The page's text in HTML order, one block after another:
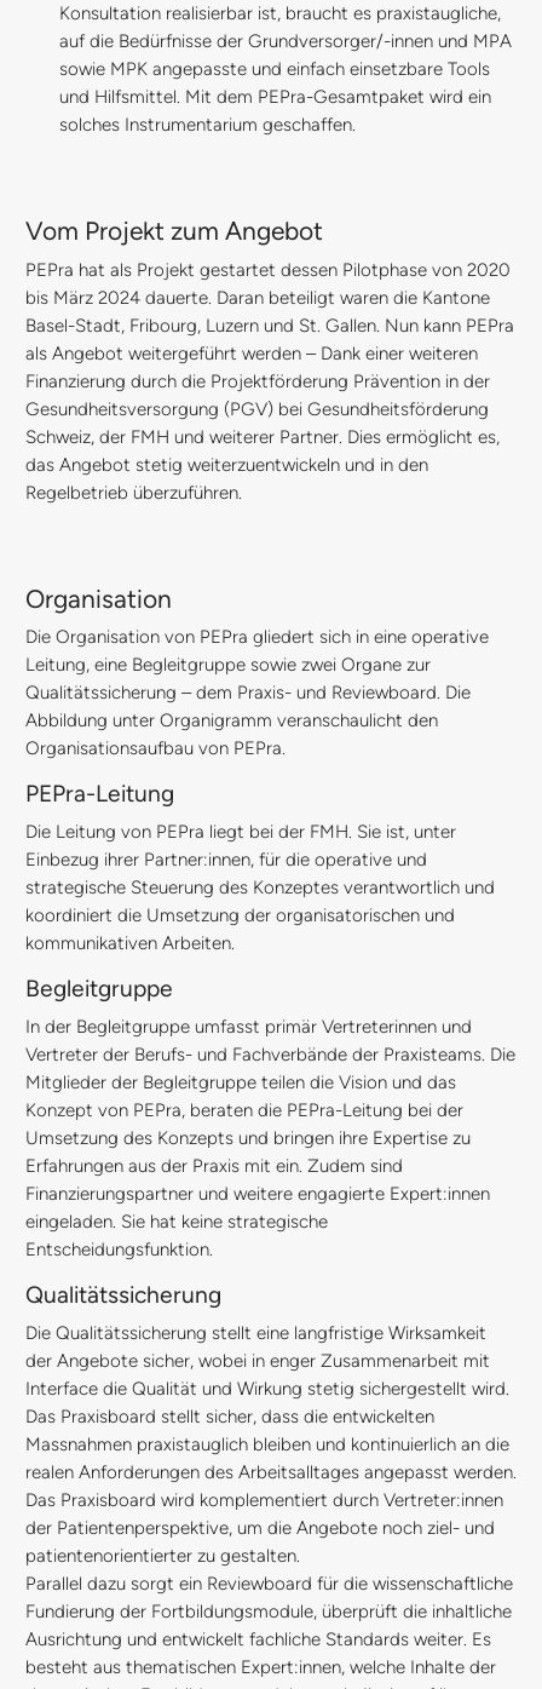
Konsultation realisierbar ist, braucht es praxistaugliche,
auf die Bedürfnisse der Grundversorger/-innen und MPA
sowie MPK angepasste und einfach einsetzbare Tools
und Hilfsmittel. Mit dem PEPra-Gesamtpaket wird ein
solches Instrumentarium geschaffen.
Vom Projekt zum Angebot
PEPra hat als Projekt gestartet dessen Pilotphase von 2020
bis März 2024 dauerte. Daran beteiligt waren die Kantone
Basel-Stadt, Fribourg, Luzern und St. Gallen. Nun kann PEPra
als Angebot weitergeführt werden – Dank einer weiteren
Finanzierung durch die Projektförderung Prävention in der
Gesundheitsversorgung (PGV) bei Gesundheitsförderung
Schweiz, der FMH und weiterer Partner. Dies ermöglicht es,
das Angebot stetig weiterzuentwickeln und in den
Regelbetrieb überzuführen.
Organisation
Die Organisation von PEPra gliedert sich in eine operative
Leitung, eine Begleitgruppe sowie zwei Organe zur
Qualitätssicherung – dem Praxis- und Reviewboard. Die
Abbildung unter Organigramm veranschaulicht den
Organisationsaufbau von PEPra.
PEPra-Leitung
Die Leitung von PEPra liegt bei der FMH. Sie ist, unter
Einbezug ihrer Partner:innen, für die operative und
strategische Steuerung des Konzeptes verantwortlich und
koordiniert die Umsetzung der organisatorischen und
kommunikativen Arbeiten.
Begleitgruppe
In der Begleitgruppe umfasst primär Vertreterinnen und
Vertreter der Berufs- und Fachverbände der Praxisteams. Die
Mitglieder der Begleitgruppe teilen die Vision und das
Konzept von PEPra, beraten die PEPra-Leitung bei der
Umsetzung des Konzepts und bringen ihre Expertise zu
Erfahrungen aus der Praxis mit ein. Zudem sind
Finanzierungspartner und weitere engagierte Expert:innen
eingeladen. Sie hat keine strategische
Entscheidungsfunktion.
Qualitätssicherung
Die Qualitätssicherung stellt eine langfristige Wirksamkeit
der Angebote sicher, wobei in enger Zusammenarbeit mit
Interface die Qualität und Wirkung stetig sichergestellt wird.
Das Praxisboard stellt sicher, dass die entwickelten
Massnahmen praxistauglich bleiben und kontinuierlich an die
realen Anforderungen des Arbeitsalltages angepasst werden.
Das Praxisboard wird komplementiert durch Vertreter:innen
der Patientenperspektive, um die Angebote noch ziel- und
patientenorientierter zu gestalten.
Parallel dazu sorgt ein Reviewboard für die wissenschaftliche
Fundierung der Fortbildungsmodule, überprüft die inhaltliche
Ausrichtung und entwickelt fachliche Standards weiter. Es
besteht aus thematischen Expert:innen, welche Inhalte der